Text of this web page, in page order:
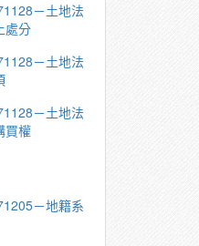
－土地法
處分
－土地法
－土地法
買權
－地籍系